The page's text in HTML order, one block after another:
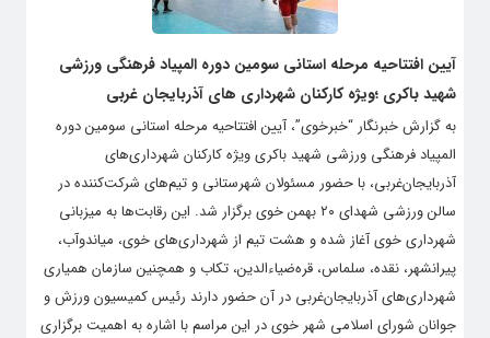
آیین افتتاحیه مرحله استانی سومین دوره المپیاد فرهنگی ورزشی
شهید باکری ؛ویژه کارکنان شهرداری های آذربایجان غربی
به گزارش خبرنگار “خبرخوی”، آیین افتتاحیه مرحله استانی سومین دوره
المپیاد فرهنگی ورزشی شهید باکری ویژه کارکنان شهرداری‌های
آذربایجان‌غربی، با حضور مسئولان شهرستانی و تیم‌های شرکت‌کننده در
سالن ورزشی شهدای ۲۰ بهمن خوی برگزار شد. این رقابت‌ها به میزبانی
شهرداری خوی آغاز شده و هشت تیم از شهرداری‌های خوی، میاندوآب،
پیرانشهر، نقده، سلماس، قره‌ضیاءالدین، تکاب و همچنین سازمان همیاری
شهرداری‌های آذربایجان‌غربی در آن حضور دارند رئیس کمیسیون ورزش و
جوانان شورای اسلامی شهر خوی در این مراسم با اشاره به اهمیت برگزاری